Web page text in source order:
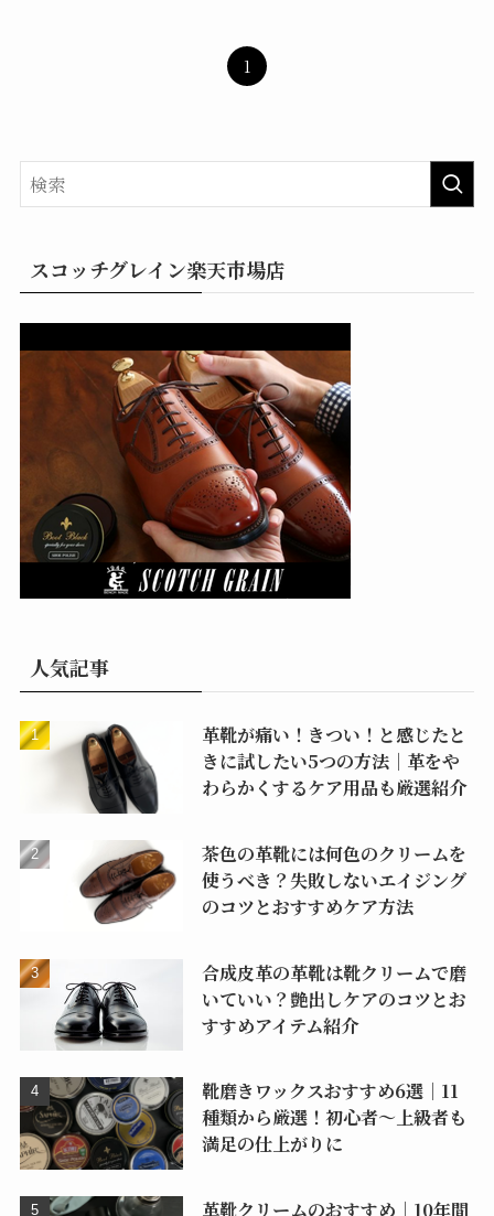
1
スコッチグレイン楽天市場店
人気記事
革靴が痛い！きつい！と感じたと
きに試したい5つの方法｜革をや
わらかくするケア用品も厳選紹介
茶色の革靴には何色のクリームを
使うべき？失敗しないエイジング
のコツとおすすめケア方法
合成皮革の革靴は靴クリームで磨
いていい？艶出しケアのコツとお
すすめアイテム紹介
靴磨きワックスおすすめ6選｜11
種類から厳選！初心者〜上級者も
満足の仕上がりに
革靴クリームのおすすめ｜10年間